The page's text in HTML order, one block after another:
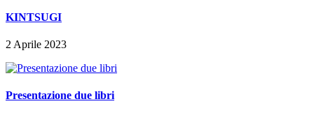
KINTSUGI
2 Aprile 2023
Presentazione due libri